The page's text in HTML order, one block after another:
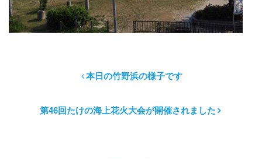
本日の竹野浜の様子です
第46回たけの海上花火大会が開催されました